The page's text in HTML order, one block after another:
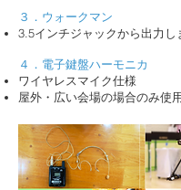
３．ウォークマン
3.5インチジャックから出力し
４．電子鍵盤ハーモニカ
ワイヤレスマイク仕様
屋外・広い会場の場合のみ使